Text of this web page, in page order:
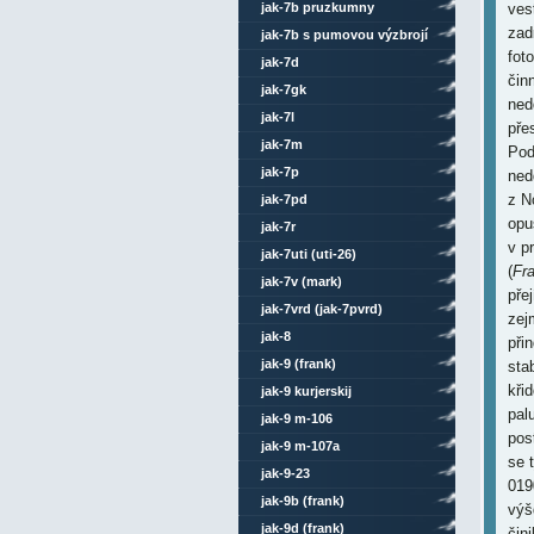
z
v
(
se
jak-7b pruzkumny
jak-7b s pumovou výzbrojí
jak-7d
jak-7gk
jak-7l
jak-7m
jak-7p
jak-7pd
jak-7r
jak-7uti (uti-26)
jak-7v (mark)
jak-7vrd (jak-7pvrd)
jak-8
jak-9 (frank)
jak-9 kurjerskij
jak-9 m-106
jak-9 m-107a
jak-9-23
jak-9b (frank)
jak-9d (frank)